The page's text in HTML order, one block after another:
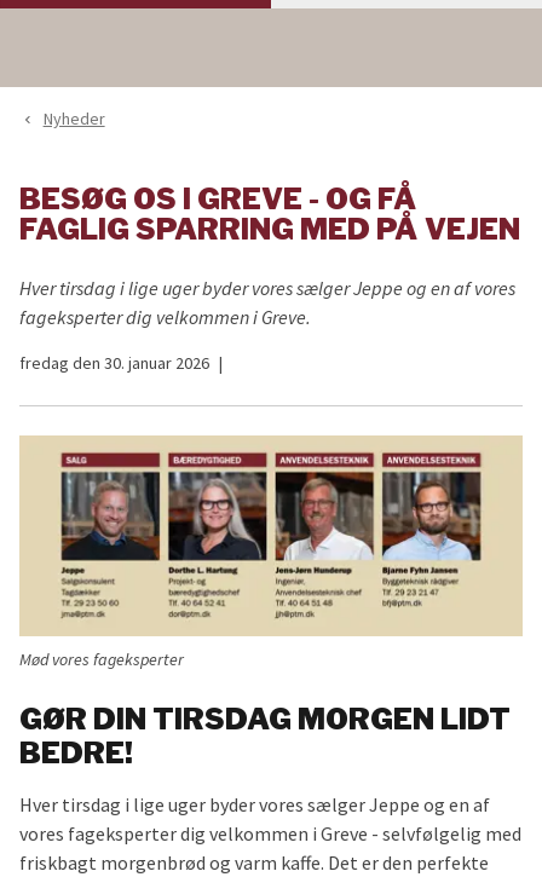
navigate_before Nyheder
BESØG OS I GREVE - OG FÅ
FAGLIG SPARRING MED PÅ VEJEN
Hver tirsdag i lige uger byder vores sælger Jeppe og en af vores
fageksperter dig velkommen i Greve.
fredag den 30. januar 2026 |
Mød vores fageksperter
GØR DIN TIRSDAG MORGEN LIDT
BEDRE!
Hver tirsdag i lige uger byder vores sælger Jeppe og en af
vores fageksperter dig velkommen i Greve - selvfølgelig med
friskbagt morgenbrød og varm kaffe. Det er den perfekte